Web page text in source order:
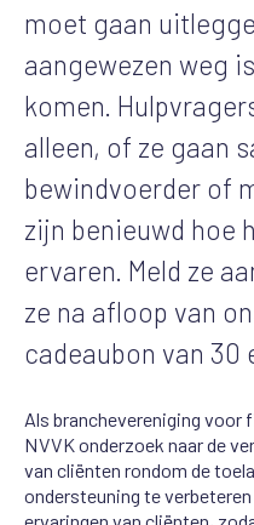
moet gaan
aangewezen weg
komen.
alleen, of ze gaan
bewindvoerder of
zijn benieuwd hoe
ervaren. Meld ze
ze na afloop van
cadeaubon van 30
Als branchevereniging voor
NVVK onderzoek naar de
van cliënten rondom de
ondersteuning te